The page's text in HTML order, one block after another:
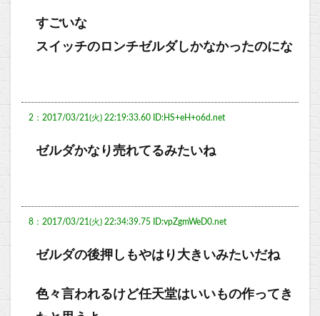
すごいな
スイッチのロンチゼルダしかなかったのにな
2：2017/03/21(火) 22:19:33.60 ID:HS+eH+o6d.net
ゼルダかなり売れてるみたいね
8：2017/03/21(火) 22:34:39.75 ID:vpZgmWeD0.net
ゼルダの後押しもやはり大きいみたいだね
色々言われるけど任天堂はいいもの作ってき